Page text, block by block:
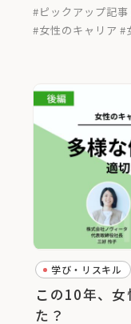
#ピックアップ記事
#女性のキャリア #
学び・リスキル
この10年、
た？